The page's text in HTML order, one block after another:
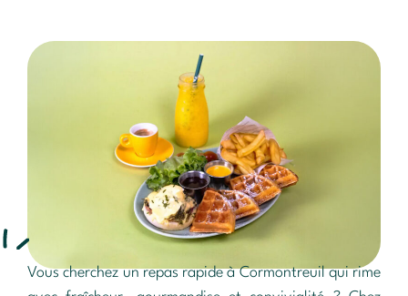
Vous cherchez un repas rapide à Cormontreuil qui rime